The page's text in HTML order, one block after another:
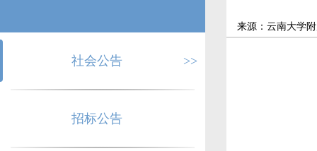
社会公告 >>
招标公告
来源：云南大学